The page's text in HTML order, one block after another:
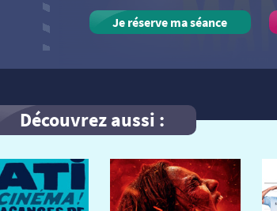
Je réserve ma séance
Découvrez aussi :